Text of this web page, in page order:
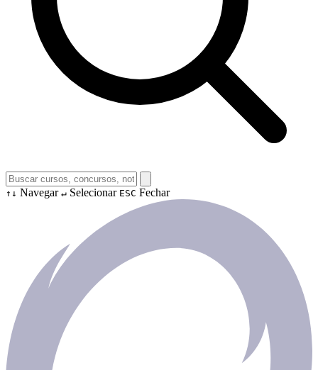
↑↓ Navegar ↵ Selecionar ESC Fechar